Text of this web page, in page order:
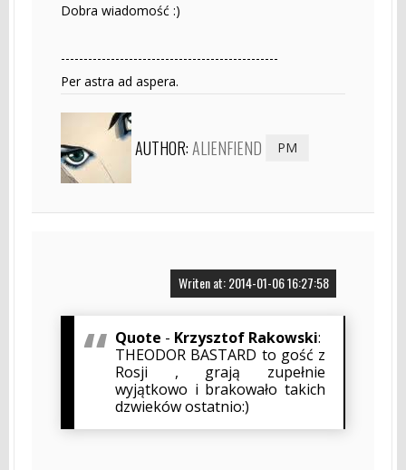
Dobra wiadomość :)
------------------------------------------------
Per astra ad aspera.
AUTHOR:ALIENFIEND PM
Writen at: 2014-01-06 16:27:58
Quote - Krzysztof Rakowski:
THEODOR BASTARD to gość z
Rosji , grają zupełnie
wyjątkowo i brakowało takich
dzwieków ostatnio:)